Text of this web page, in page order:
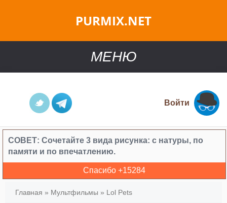
PURMIX.NET
МЕНЮ
Войти
СОВЕТ: Сочетайте 3 вида рисунка: с натуры, по
памяти и по впечатлению.
Спасибо +15284
Главная » Мультфильмы » Lol Pets